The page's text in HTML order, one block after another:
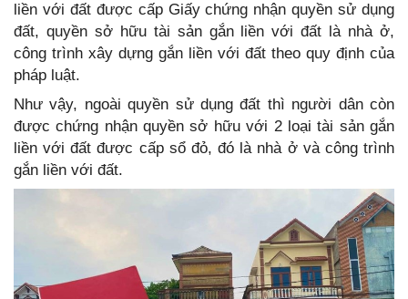
liền với đất được cấp Giấy chứng nhận quyền sử dụng
đất, quyền sở hữu tài sản gắn liền với đất là nhà ở,
công trình xây dựng gắn liền với đất theo quy định của
pháp luật.
Như vậy, ngoài quyền sử dụng đất thì người dân còn
được chứng nhận quyền sở hữu với 2 loại tài sản gắn
liền với đất được cấp sổ đỏ, đó là nhà ở và công trình
gắn liền với đất.